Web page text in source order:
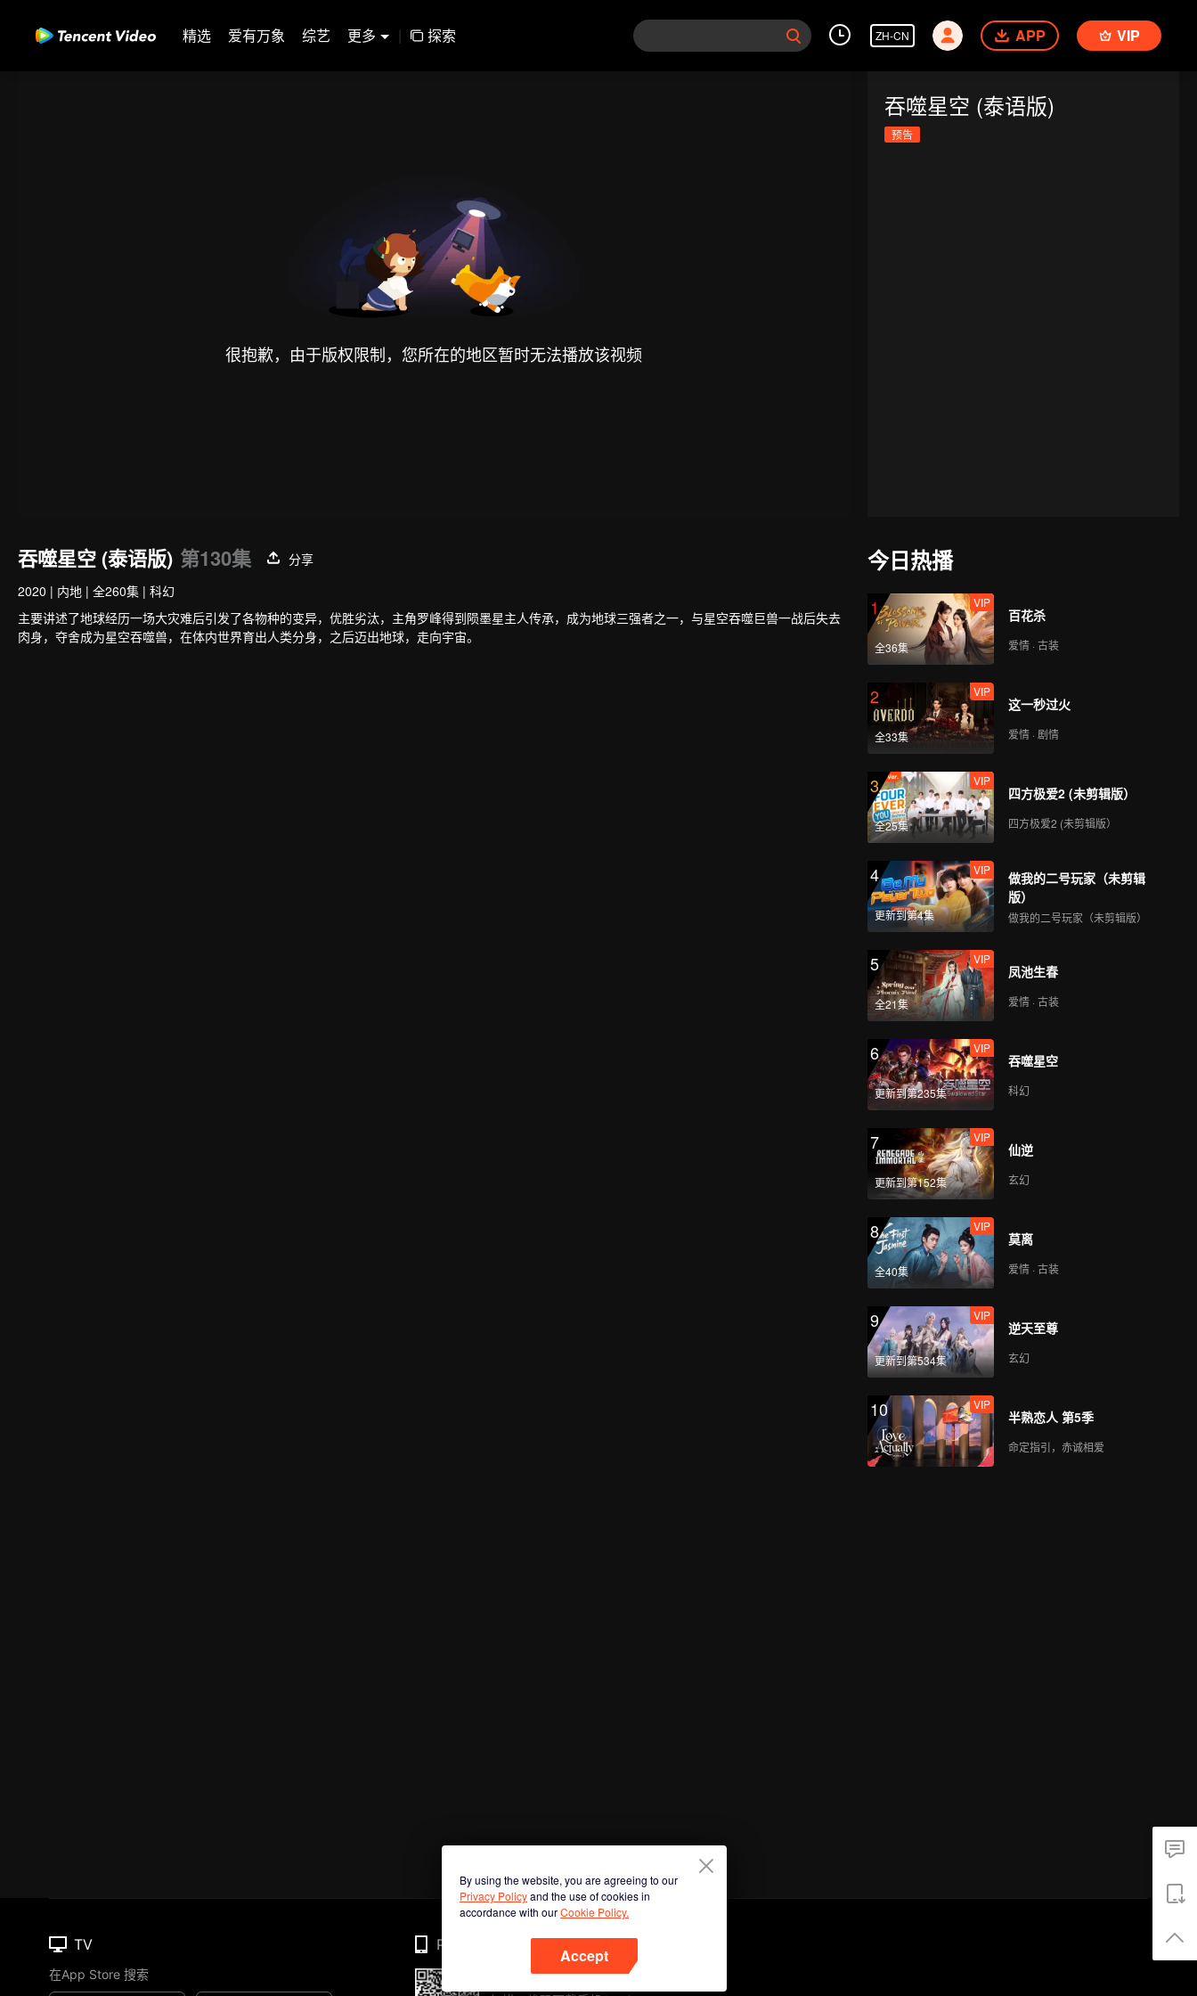
精选 爱有万象 综艺 更多 | 探索 ZH-CN APP VIP
很抱歉，由于版权限制，您所在的地区暂时无法播放该视频
吞噬星空 (泰语版)
预告
吞噬星空 (泰语版) 第130集
分享
2020 | 内地 | 全260集 | 科幻
主要讲述了地球经历一场大灾难后引发了各物种的变异，优胜劣汰，主角罗峰得到陨墨星主人传承，成为地球三强者之一，与星空吞噬巨兽一战后失去
肉身，夺舍成为星空吞噬兽，在体内世界育出人类分身，之后迈出地球，走向宇宙。
今日热播
1
全36集
VIP
百花杀
爱情 · 古装
2
全33集
VIP
这一秒过火
爱情 · 剧情
3
全25集
VIP
四方极爱2 (未剪辑版）
四方极爱2 (未剪辑版）
4
更新到第4集
VIP
做我的二号玩家（未剪辑
版）
做我的二号玩家（未剪辑版）
5
全21集
VIP
凤池生春
爱情 · 古装
6
更新到第235集
VIP
吞噬星空
科幻
7
更新到第152集
VIP
仙逆
玄幻
8
全40集
VIP
莫离
爱情 · 古装
9
更新到第534集
VIP
逆天至尊
玄幻
10 VIP
半熟恋人 第5季
命定指引，赤诚相爱
By using the website, you are agreeing to our
Privacy Policyand the use of cookies in
accordance with ourCookie Policy.
Accept
TV
在App Store 搜索
Phone